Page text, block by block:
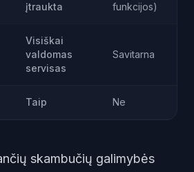
įtraukta
funkcijos)
Visiškai
valdomas
servisas
Savitarna
Taip Ne
skambučių galimybės